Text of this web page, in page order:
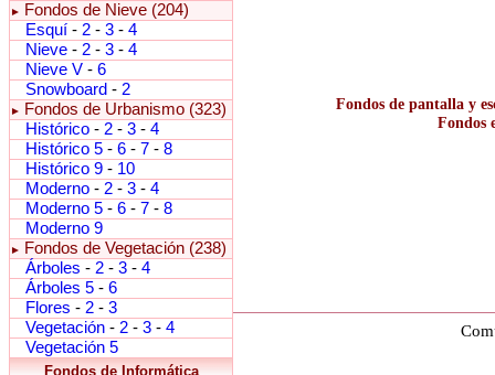
►
Fondos de Nieve (204)
Esquí - 2 - 3 - 4
Nieve - 2 - 3 - 4
Nieve V - 6
Snowboard - 2
►
Fondos de Urbanismo (323)
Histórico - 2 - 3 - 4
Histórico 5 - 6 - 7 - 8
Histórico 9 - 10
Moderno - 2 - 3 - 4
Moderno 5 - 6 - 7 - 8
Moderno 9
►
Fondos de Vegetación (238)
Árboles - 2 - 3 - 4
Árboles 5 - 6
Flores - 2 - 3
Vegetación - 2 - 3 - 4
Vegetación 5
Fondos de Informática
Fondos de pantalla y
Fondos